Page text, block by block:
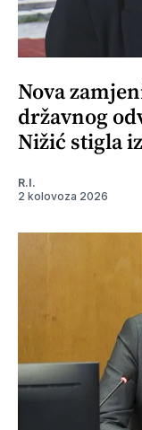
Nova
državnog
Nižić stigla
R.I.
2 kolovoza 2026